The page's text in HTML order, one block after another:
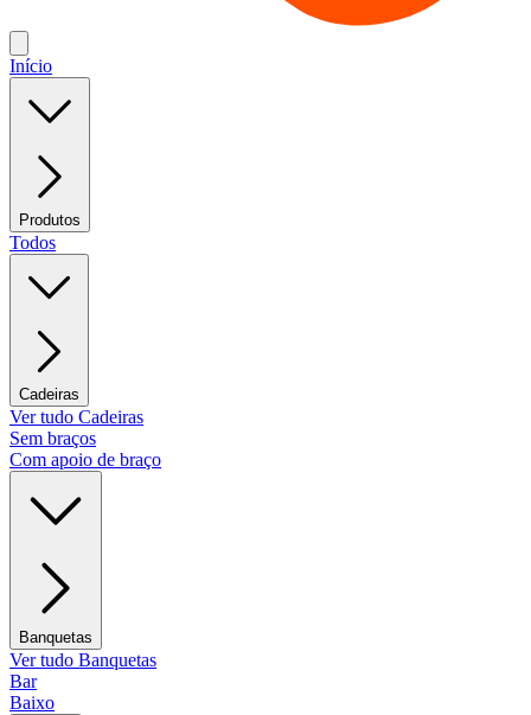
Início
Produtos
Todos
Cadeiras
Ver tudo Cadeiras
Sem braços
Com apoio de braço
Banquetas
Ver tudo Banquetas
Bar
Baixo